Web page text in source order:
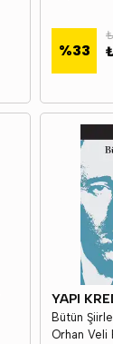
%33
YAPI
Bütün
Orhan Veli